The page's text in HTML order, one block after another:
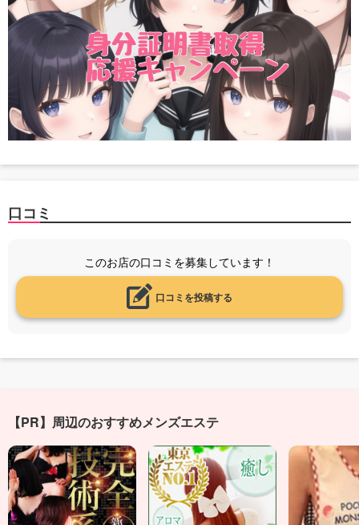
口コミ
このお店の口コミを募集しています！
口コミを投稿する
【PR】周辺のおすすめメンズエステ